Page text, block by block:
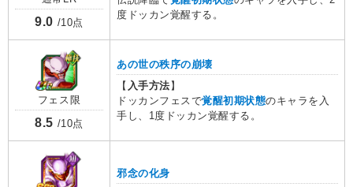
9.0 /10点
度ドッカン覚醒する。
フェス限
8.5 /10点
あの世の秩序の崩壊
【 入手方法】
ドッカンフェスで覚醒初期状態のキャラを入
手し、1度ドッカン覚醒する。
邪念の化身